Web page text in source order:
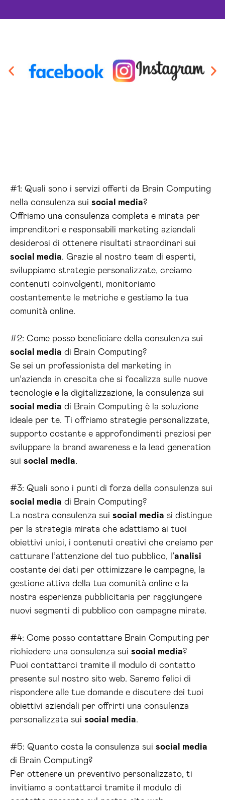
#1: Quali sono i servizi offerti da Brain Computing
nella consulenza sui social media?
Offriamo una consulenza completa e mirata per
imprenditori e responsabili marketing aziendali
desiderosi di ottenere risultati straordinari sui
social media. Grazie al nostro team di esperti,
sviluppiamo strategie personalizzate, creiamo
contenuti coinvolgenti, monitoriamo
costantemente le metriche e gestiamo la tua
comunità online.
#2: Come posso beneficiare della consulenza sui
social media di Brain Computing?
Se sei un professionista del marketing in
un’azienda in crescita che si focalizza sulle nuove
tecnologie e la digitalizzazione, la consulenza sui
social media di Brain Computing è la soluzione
ideale per te. Ti offriamo strategie personalizzate,
supporto costante e approfondimenti preziosi per
sviluppare la brand awareness e la lead generation
sui social media.
#3: Quali sono i punti di forza della consulenza sui
social media di Brain Computing?
La nostra consulenza sui social media si distingue
per la strategia mirata che adattiamo ai tuoi
obiettivi unici, i contenuti creativi che creiamo per
catturare l’attenzione del tuo pubblico, l’analisi
costante dei dati per ottimizzare le campagne, la
gestione attiva della tua comunità online e la
nostra esperienza pubblicitaria per raggiungere
nuovi segmenti di pubblico con campagne mirate.
#4: Come posso contattare Brain Computing per
richiedere una consulenza sui social media?
Puoi contattarci tramite il modulo di contatto
presente sul nostro sito web. Saremo felici di
rispondere alle tue domande e discutere dei tuoi
obiettivi aziendali per offrirti una consulenza
personalizzata sui social media.
#5: Quanto costa la consulenza sui social media
di Brain Computing?
Per ottenere un preventivo personalizzato, ti
invitiamo a contattarci tramite il modulo di